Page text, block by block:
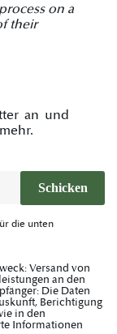
on a
their
an und
Schicken
die unten
Versand von
an den
Die Daten
Berichtigung
in den
Informationen